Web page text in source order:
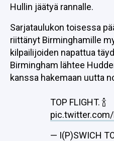
Hullin jäätyä rannalle.
Sarjataulukon toisessa
riittänyt Birminghamille
kilpailijoiden napattua
Birmingham lähtee
kanssa hakemaan uutta
TOP FLIGHT. 🍾
pic.twitter.com/
— I(P)SWICH